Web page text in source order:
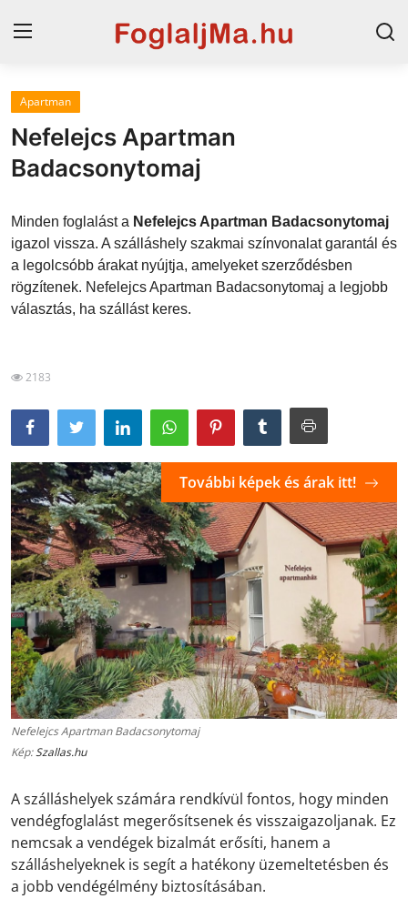
Horvát tengerpart
Magyarország
Horvátország
Blog
Szállások Hajdúszoboszlón
Apartman
Nefelejcs Apartman
Badacsonytomaj
Minden foglalást a Nefelejcs Apartman Badacsonytomaj
igazol vissza. A szálláshely szakmai színvonalat garantál és
a legolcsóbb árakat nyújtja, amelyeket szerződésben
rögzítenek. Nefelejcs Apartman Badacsonytomaj a legjobb
választás, ha szállást keres.
2183
Nefelejcs Apartman Badacsonytomaj
Kép:Szallas.hu
További képek és árak itt!
A szálláshelyek számára rendkívül fontos, hogy minden
vendégfoglalást megerősítsenek és visszaigazoljanak. Ez
nemcsak a vendégek bizalmát erősíti, hanem a
szálláshelyeknek is segít a hatékony üzemeltetésben és
a jobb vendégélmény biztosításában.